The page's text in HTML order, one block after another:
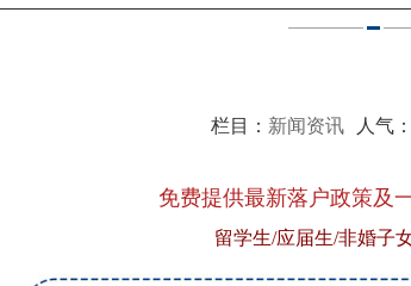
栏目： 新闻资讯人气：
免费提供最新落户政策及
留学生/应届生/非婚子